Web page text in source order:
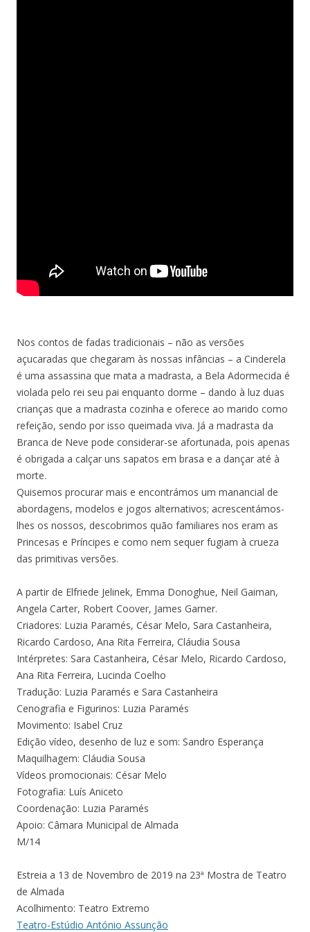
Nos contos de fadas tradicionais – não as versões
açucaradas que chegaram às nossas infâncias – a Cinderela
é uma assassina que mata a madrasta, a Bela Adormecida é
violada pelo rei seu pai enquanto dorme – dando à luz duas
crianças que a madrasta cozinha e oferece ao marido como
refeição, sendo por isso queimada viva. Já a madrasta da
Branca de Neve pode considerar-se afortunada, pois apenas
é obrigada a calçar uns sapatos em brasa e a dançar até à
morte.
Quisemos procurar mais e encontrámos um manancial de
abordagens, modelos e jogos alternativos; acrescentámos-
lhes os nossos, descobrimos quão familiares nos eram as
Princesas e Príncipes e como nem sequer fugiam à crueza
das primitivas versões.
A partir de Elfriede Jelinek, Emma Donoghue, Neil Gaiman,
Angela Carter, Robert Coover, James Garner.
Criadores: Luzia Paramés, César Melo, Sara Castanheira,
Ricardo Cardoso, Ana Rita Ferreira, Cláudia Sousa
Intérpretes: Sara Castanheira, César Melo, Ricardo Cardoso,
Ana Rita Ferreira, Lucinda Coelho
Tradução: Luzia Paramés e Sara Castanheira
Cenografia e Figurinos: Luzia Paramés
Movimento: Isabel Cruz
Edição vídeo, desenho de luz e som: Sandro Esperança
Maquilhagem: Cláudia Sousa
Vídeos promocionais: César Melo
Fotografia: Luís Aniceto
Coordenação: Luzia Paramés
Apoio: Câmara Municipal de Almada
M/14
Estreia a 13 de Novembro de 2019 na 23ª Mostra de Teatro
de Almada
Acolhimento: Teatro Extremo
Teatro-Estúdio António Assunção